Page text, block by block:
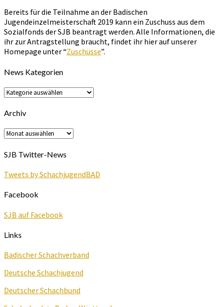
Bereits für die Teilnahme an der Badischen
Jugendeinzelmeisterschaft 2019 kann ein Zuschuss aus dem
Sozialfonds der SJB beantragt werden. Alle Informationen, die
ihr zur Antragstellung braucht, findet ihr hier auf unserer
Homepage unter “Zuschüsse”.
News Kategorien
News
Kategorien
Archiv
Archiv
SJB Twitter-News
Tweets by SchachjugendBAD
Facebook
SJB auf Facebook
Links
Badischer Schachverband
Deutsche Schachjugend
Deutscher Schachbund